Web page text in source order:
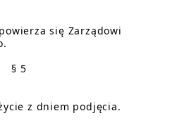
się Zarządowi
§ 5
z dniem podjęcia.